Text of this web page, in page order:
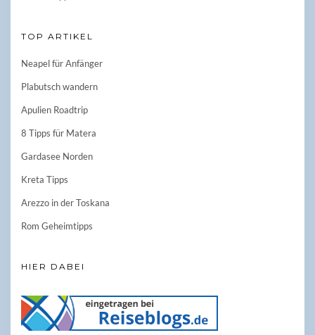
TOP ARTIKEL
Neapel für Anfänger
Plabutsch wandern
Apulien Roadtrip
8 Tipps für Matera
Gardasee Norden
Kreta Tipps
Arezzo in der Toskana
Rom Geheimtipps
HIER DABEI